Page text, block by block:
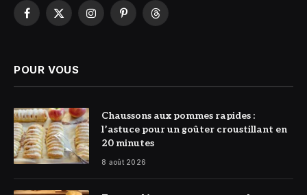
Facebook
X
InstagramPinterestThreads
POUR VOUS
© DR
Chaussons aux pommes rapides :
l’astuce pour un goûter croustillant en
20 minutes
8 août 2026